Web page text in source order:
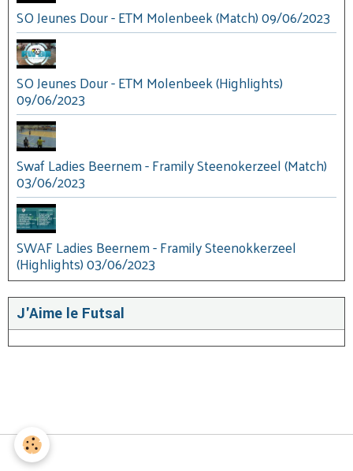
SO Jeunes Dour - ETM Molenbeek (Match) 09/06/2023
SO Jeunes Dour - ETM Molenbeek (Highlights)
09/06/2023
Swaf Ladies Beernem - Framily Steenokerzeel (Match)
03/06/2023
SWAF Ladies Beernem - Framily Steenokkerzeel
(Highlights) 03/06/2023
J'Aime le Futsal